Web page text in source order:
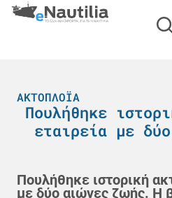
ΑΚΤΟΠΛΟΪΑ
Πουλήθηκε
εταιρεία με
Πουλήθηκε ιστορική
με δύο αιώνες ζωής. Η